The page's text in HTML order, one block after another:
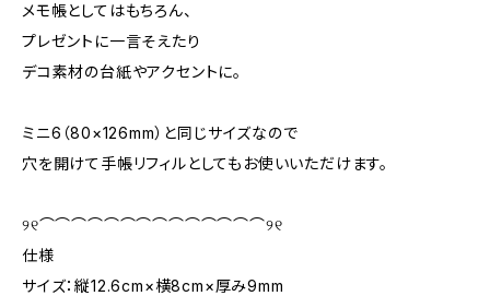
メモ帳としてはもちろん、
プレゼントに一言そえたり
デコ素材の台紙やアクセントに。
ミニ6（80×126mm）と同じサイズなので
穴を開けて手帳リフィルとしてもお使いいただけます。
୨୧⌒⌒⌒⌒⌒⌒⌒⌒⌒⌒⌒⌒⌒⌒୨୧
仕様
サイズ：縦12.6cm×横8cm×厚み9mm